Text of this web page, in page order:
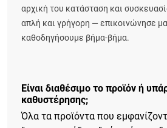
αρχική του κατάσταση και
απλή και γρήγορη — επικοινώνησε
καθοδηγήσουμε βήμα-βήμα.
Είναι διαθέσιμο το προϊόν ή
καθυστέρησης;
Όλα τα προϊόντα που